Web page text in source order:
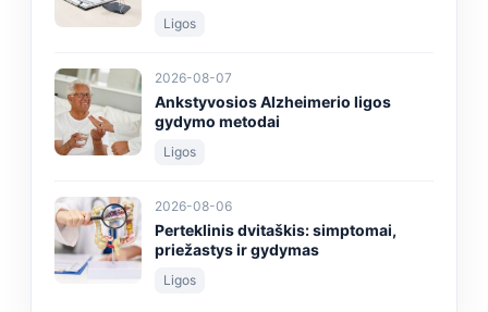
Ligos
2026-08-07
Ankstyvosios Alzheimerio ligos
gydymo metodai
Ligos
2026-08-06
Perteklinis dvitaškis: simptomai,
priežastys ir gydymas
Ligos